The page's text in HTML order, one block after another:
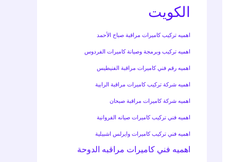
الكويت
اهميه تركيب كاميرات مراقبة صباح الأحمد
اهميه تركيب وبرمجة وصيانة كاميرات الفردوس
اهميه رقم فني كاميرات مراقبة الفنيطيس
اهميه شركة تركيب كاميرات مراقبة الرابية
اهميه شركة كاميرات مراقبة صبحان
اهميه فني تركيب كاميرات صيانه الفروانية
اهميه فني تركيب كاميرات وايرلس اشبيلية
اهميه فني كاميرات مراقبه الدوحة